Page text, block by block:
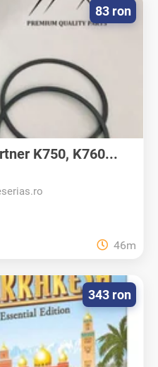
K750, K760...
83 ron
46m
343 ron